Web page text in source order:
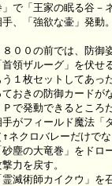
」で「王家の眠る谷－
手、「強欲な壷」発動
８００の前では、防御
首領ザルーグ」を伏せる
う１枚セットしてあっ
ておきの防御カードが
Ｐで発動できるところ
手がフィールド魔法「
↑ネクロバレーだけで
砂塵の大竜巻」をドロ
力を戻す。
霊滅術師カイクウ」を